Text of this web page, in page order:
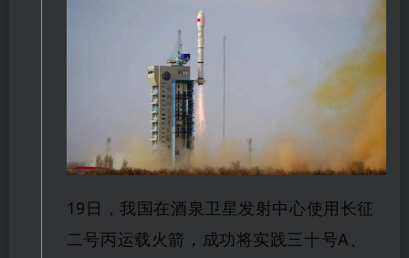
1 9日，我国在酒泉卫星发射中心使用长征
二号丙运载火箭，成功将实践三十号A、